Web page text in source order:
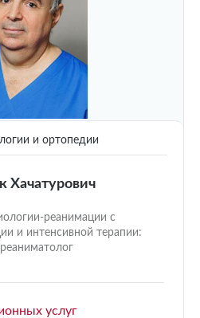
и ортопедии
Хачатурович
реанимации с
и интенсивной терапии:
услуг